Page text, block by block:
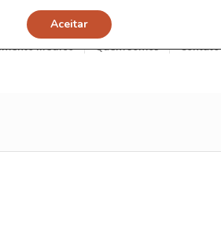
Médico Quem somos Contato
Aceitar